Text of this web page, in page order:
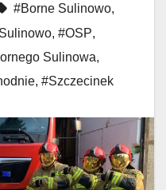
#Borne Sulinowo,
, #OSP,
Sulinowa,
, #Szczecinek